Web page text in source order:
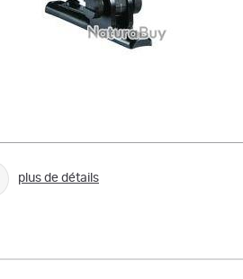
plus de détails